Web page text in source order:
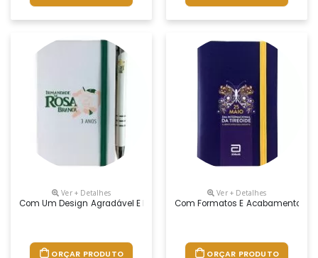
Ver + Detalhes
Com Um Design Agradável E De Grande Utilidade, O Moleskine Agrada
ORÇAR PRODUTO
Ver + Detalhes
Com Formatos E Acabamentos
ORÇAR PRODUTO